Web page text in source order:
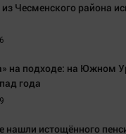
Чесменского района
на подходе: на Южном
года
истощённого